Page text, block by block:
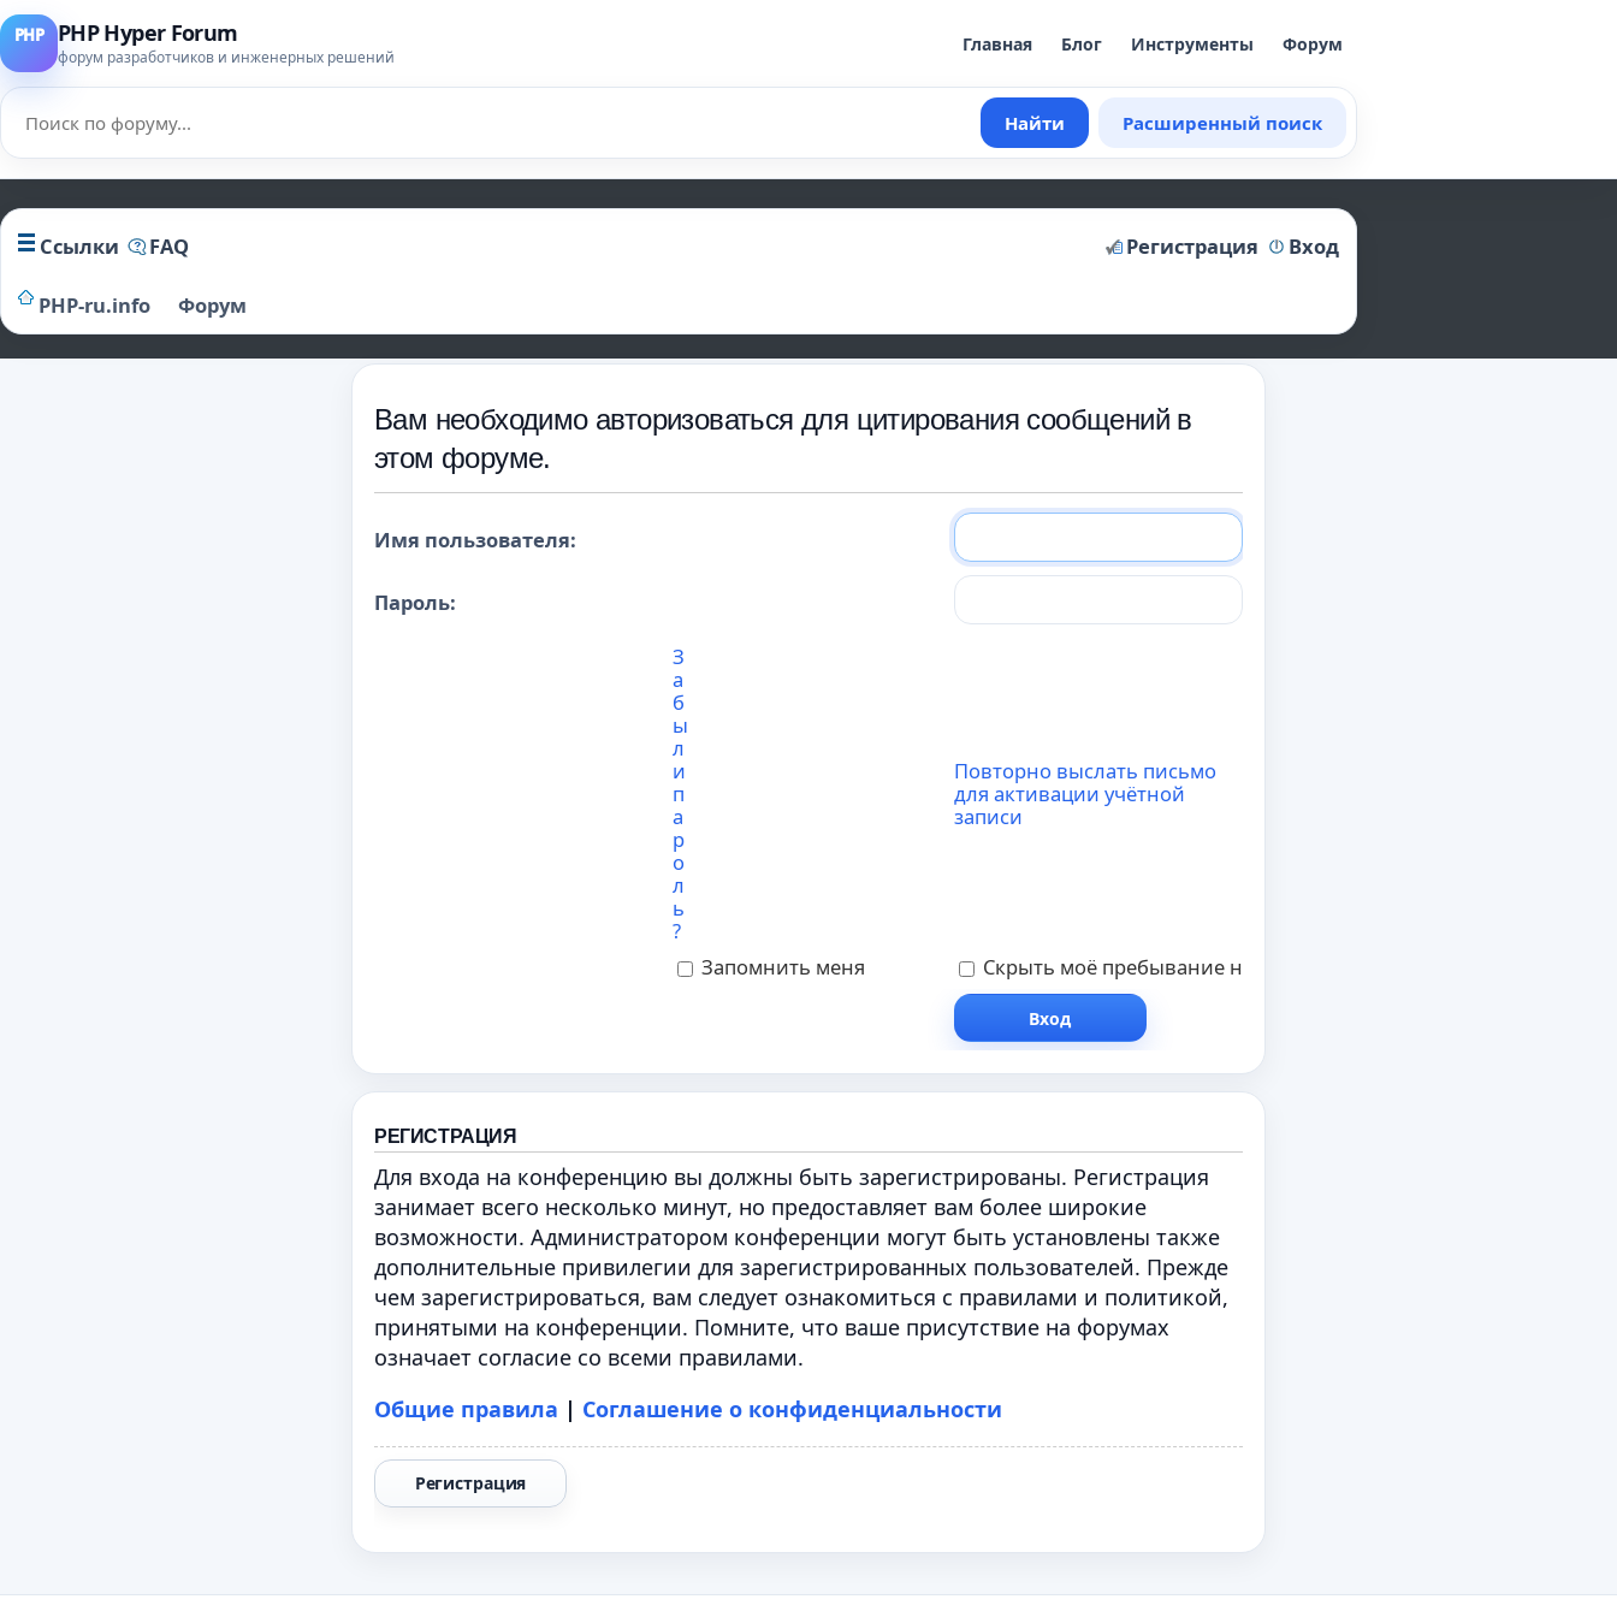
PHP Hyper Forum
форум разработчиков и инженерных решений
Главная Блог Инструменты Форум
Найти Расширенный поиск
Ссылки FAQ Вход
Регистрация
PHP-ru.info Форум
Вам необходимо авторизоваться для цитирования сообщений в
этом форуме.
Имя пользователя:
Пароль:
З
а
б
ы
л
и
п
а
р
о
л
ь
?
Повторно выслать письмо
для активации учётной
записи
Запомнить меня Скрыть моё пребывание на конференции в этот раз
РЕГИСТРАЦИЯ
Для входа на конференцию вы должны быть зарегистрированы. Регистрация
занимает всего несколько минут, но предоставляет вам более широкие
возможности. Администратором конференции могут быть установлены также
дополнительные привилегии для зарегистрированных пользователей. Прежде
чем зарегистрироваться, вам следует ознакомиться с правилами и политикой,
принятыми на конференции. Помните, что ваше присутствие на форумах
означает согласие со всеми правилами.
Общие правила | Соглашение о конфиденциальности
Регистрация